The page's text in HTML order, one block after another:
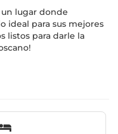
un lugar donde
ideal para sus mejores
listos para darle la